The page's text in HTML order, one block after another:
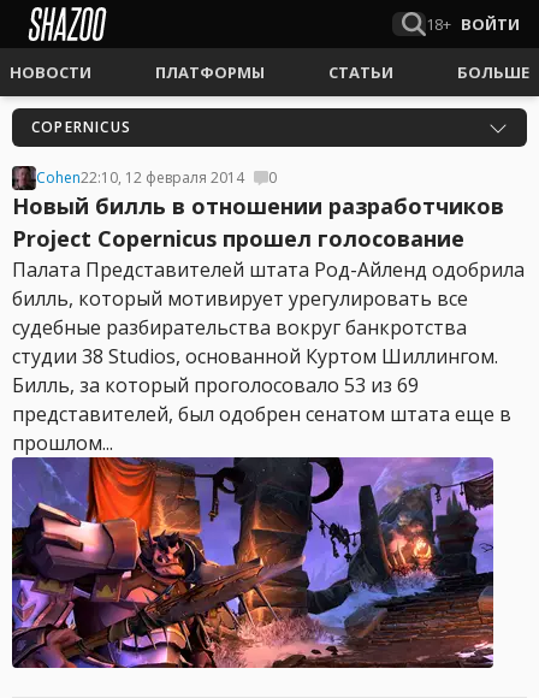
18+ ВОЙТИ
НОВОСТИ ПЛАТФОРМЫ СТАТЬИ БОЛЬШЕ
COPERNICUS
Cohen22:10, 12 февраля 2014 0
Новый билль в отношении разработчиков
Project Copernicus прошел голосование
Палата Представителей штата Род-Айленд одобрила
билль, который мотивирует урегулировать все
судебные разбирательства вокруг банкротства
студии 38 Studios, основанной Куртом Шиллингом.
Билль, за который проголосовало 53 из 69
представителей, был одобрен сенатом штата еще в
прошлом...